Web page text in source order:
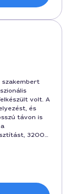
szakembert
volt. A
és
távon is
32000